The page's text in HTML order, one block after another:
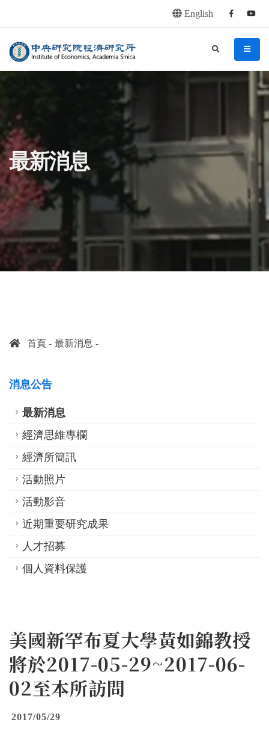
English Facebook
中央研究院經濟研究所 menu
search
最新消息
首頁 最新消息
消息公告
最新消息
經濟思維專欄
經濟所簡訊
活動照片
活動影音
近期重要研究成果
人才招募
個人資料保護
美國新罕布夏大學黃如錦教授
將於2017-05-29~2017-06-
02至本所訪問
2017/05/29